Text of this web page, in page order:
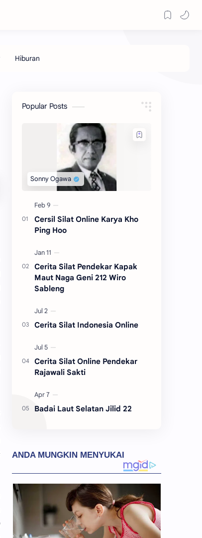
Popular Posts
Cersil Silat Online Karya Kho
Ping Hoo
Cerita Silat Pendekar Kapak
Maut Naga Geni 212 Wiro
Sableng
Cerita Silat Indonesia Online
Cerita Silat Online Pendekar
Rajawali Sakti
Badai Laut Selatan Jilid 22